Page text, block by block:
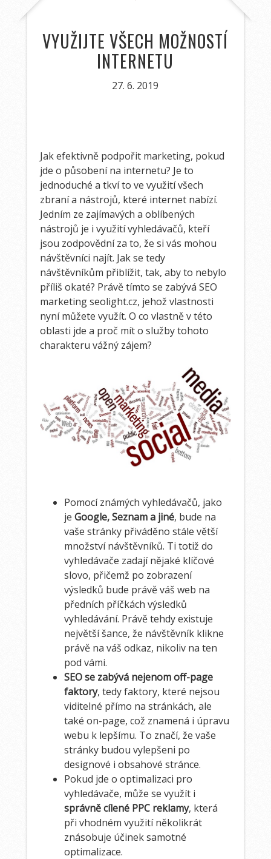
VYUŽIJTE VŠECH MOŽNOSTÍ
INTERNETU
27. 6. 2019
Jak efektivně podpořit marketing, pokud
jde o působení na internetu? Je to
jednoduché a tkví to ve využití všech
zbraní a nástrojů, které internet nabízí.
Jedním ze zajímavých a oblíbených
nástrojů je i využití vyhledávačů, kteří
jsou zodpovědní za to, že si vás mohou
návštěvníci najít. Jak se tedy
návštěvníkům přiblížit, tak, aby to nebylo
příliš okaté? Právě tímto se zabývá SEO
marketingseolight.cz, jehož vlastnosti
nyní můžete využít. O co vlastně v této
oblasti jde a proč mít o služby tohoto
charakteru vážný zájem?
Pomocí známých vyhledávačů, jako
jeGoogle, Seznam a jiné, bude na
vaše stránky přiváděno stále větší
množství návštěvníků. Ti totiž do
vyhledávače zadají nějaké klíčové
slovo, přičemž po zobrazení
výsledků bude právě váš web na
předních příčkách výsledků
vyhledávání. Právě tehdy existuje
největší šance, že návštěvník klikne
právě na váš odkaz, nikoliv na ten
pod vámi.
SEO se zabývá nejenom off-page
faktory, tedy faktory, které nejsou
viditelné přímo na stránkách, ale
také on-page, což znamená i úpravu
webu k lepšímu. To značí, že vaše
stránky budou vylepšeni po
designové i obsahové stránce.
Pokud jde o optimalizaci pro
vyhledávače, může se využít i
správně cílené PPC reklamy, která
při vhodném využití několikrát
znásobuje účinek samotné
optimalizace.